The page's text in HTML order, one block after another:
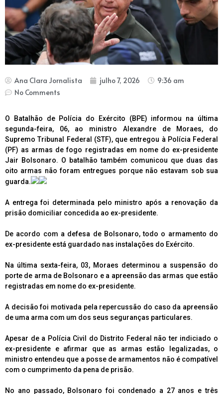
Ana Clara Jornalista julho 7, 2026
9:36 am
No Comments
O Batalhão de Polícia do Exército (BPE) informou na última
segunda-feira, 06, ao ministro Alexandre de Moraes, do
Supremo Tribunal Federal (STF), que entregou à Polícia Federal
(PF) as armas de fogo registradas em nome do ex-presidente
Jair Bolsonaro. O batalhão também comunicou que duas das
oito armas não foram entregues porque não estavam sob sua
guarda.
A entrega foi determinada pelo ministro após a renovação da
prisão domiciliar concedida ao ex-presidente.
De acordo com a defesa de Bolsonaro, todo o armamento do
ex-presidente está guardado nas instalações do Exército.
Na última sexta-feira, 03, Moraes determinou a suspensão do
porte de arma de Bolsonaro e a apreensão das armas que estão
registradas em nome do ex-presidente.
A decisão foi motivada pela repercussão do caso da apreensão
de uma arma com um dos seus seguranças particulares.
Apesar de a Polícia Civil do Distrito Federal não ter indiciado o
ex-presidente e afirmar que as armas estão legalizadas, o
ministro entendeu que a posse de armamentos não é compatível
com o cumprimento da pena de prisão.
No ano passado, Bolsonaro foi condenado a 27 anos e três